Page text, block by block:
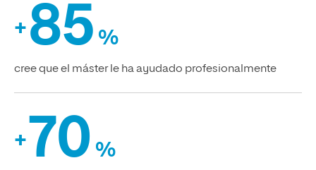
+ 85 %
cree que el máster le ha ayudado profesionalmente
+70 %